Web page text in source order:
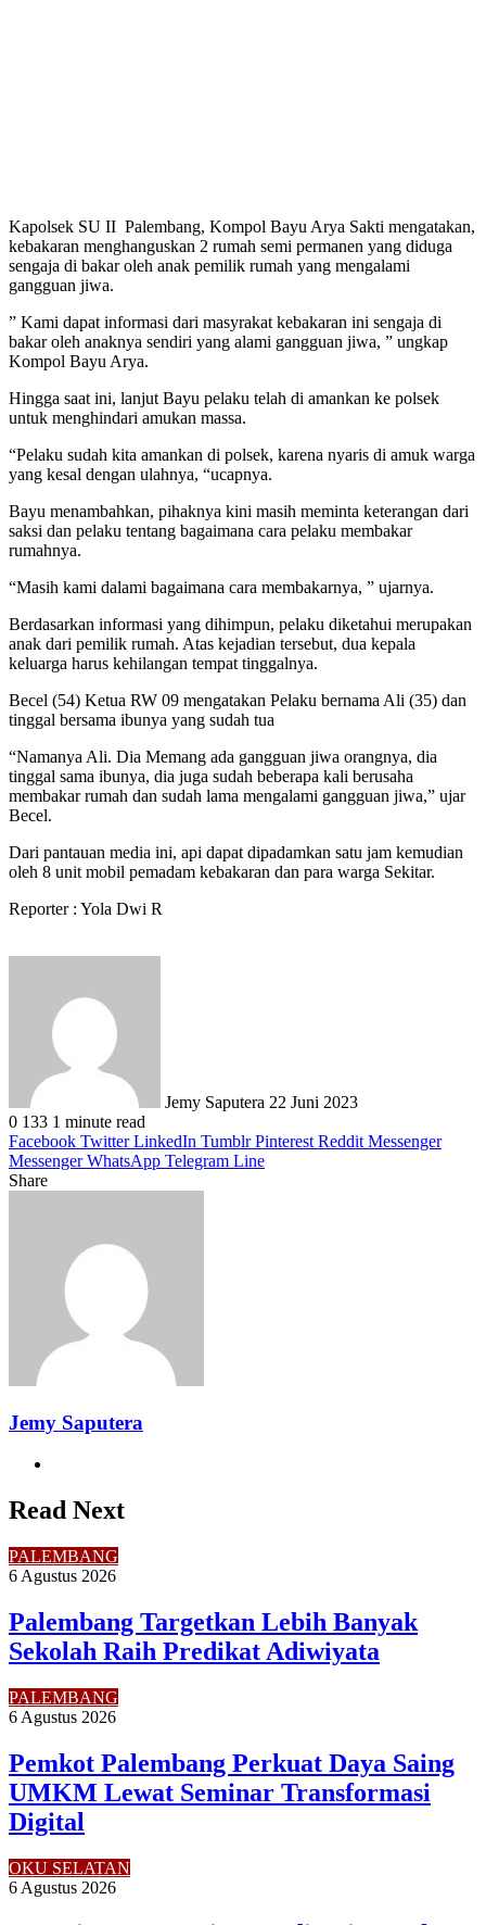
Kapolsek SU II Palembang, Kompol Bayu Arya Sakti mengatakan,
kebakaran menghanguskan 2 rumah semi permanen yang diduga
sengaja di bakar oleh anak pemilik rumah yang mengalami
gangguan jiwa.
” Kami dapat informasi dari masyrakat kebakaran ini sengaja di
bakar oleh anaknya sendiri yang alami gangguan jiwa, ” ungkap
Kompol Bayu Arya.
Hingga saat ini, lanjut Bayu pelaku telah di amankan ke polsek
untuk menghindari amukan massa.
“Pelaku sudah kita amankan di polsek, karena nyaris di amuk warga
yang kesal dengan ulahnya, “ucapnya.
Bayu menambahkan, pihaknya kini masih meminta keterangan dari
saksi dan pelaku tentang bagaimana cara pelaku membakar
rumahnya.
“Masih kami dalami bagaimana cara membakarnya, ” ujarnya.
Berdasarkan informasi yang dihimpun, pelaku diketahui merupakan
anak dari pemilik rumah. Atas kejadian tersebut, dua kepala
keluarga harus kehilangan tempat tinggalnya.
Becel (54) Ketua RW 09 mengatakan Pelaku bernama Ali (35) dan
tinggal bersama ibunya yang sudah tua
“Namanya Ali. Dia Memang ada gangguan jiwa orangnya, dia
tinggal sama ibunya, dia juga sudah beberapa kali berusaha
membakar rumah dan sudah lama mengalami gangguan jiwa,” ujar
Becel.
Dari pantauan media ini, api dapat dipadamkan satu jam kemudian
oleh 8 unit mobil pemadam kebakaran dan para warga Sekitar.
Reporter : Yola Dwi R
Jemy Saputera 22 Juni 2023
0 133 1 minute read
Facebook Twitter LinkedIn Tumblr Pinterest Reddit Messenger
Messenger WhatsApp Telegram Line
Share
Jemy Saputera
Read Next
PALEMBANG
6 Agustus 2026
Palembang Targetkan Lebih Banyak
Sekolah Raih Predikat Adiwiyata
PALEMBANG
6 Agustus 2026
Pemkot Palembang Perkuat Daya Saing
UMKM Lewat Seminar Transformasi
Digital
OKU SELATAN
6 Agustus 2026